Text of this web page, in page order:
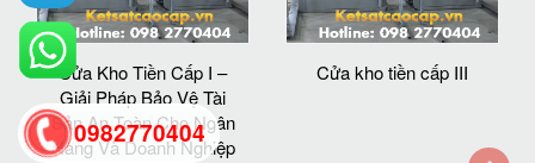
Cửa Kho Tiền Cấp I –
Giải Pháp Bảo Vệ Tài
Sản An Toàn Cho Ngân
Hàng Và Doanh Nghiệp
Cửa kho tiền cấp III
0982770404